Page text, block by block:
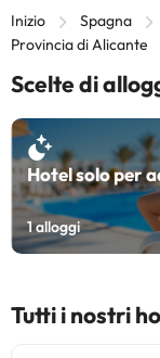
Inizio Spagna
Provincia di Alicante
Scelte di
Hotel solo per
1alloggi
Tutti i nostri